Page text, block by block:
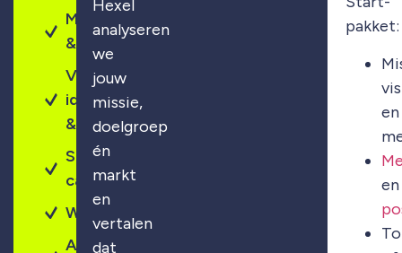
Merkontwikkeling
& strategie
Visuele
identiteit
& design
Sterke
campagnes
Webdesign
Altijd
Hexel
analyseren
we
jouw
missie,
doelgroep
én
markt
en
vertalen
dat
pakket:
en
en